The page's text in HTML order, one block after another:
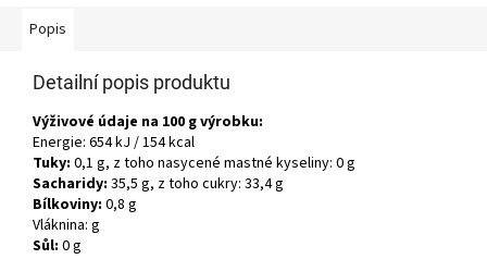
Popis
Detailní popis produktu
Výživové údaje na 100 g výrobku:
Energie: 654kJ / 154 kcal
Tuky: 0,1 g, z toho nasycené mastné kyseliny: 0 g
Sacharidy: 35,5 g, z toho cukry: 33,4 g
Bílkoviny: 0,8 g
Vláknina: g
Sůl: 0 g